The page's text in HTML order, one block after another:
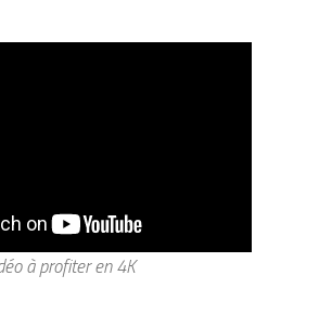
à profiter en 4K